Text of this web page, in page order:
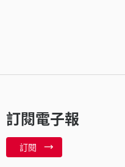
訂閱電子報
訂閱